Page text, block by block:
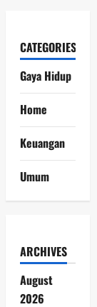
CATEGORIES
Gaya Hidup
Home
Keuangan
Umum
ARCHIVES
August
2026